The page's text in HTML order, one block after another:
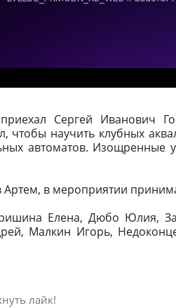
Сергей Иванович
чтобы научить клубных
автоматов. Изощренные
в мероприятии
Елена, Дюбо Юлия,
Малкин Игорь,
лайк!